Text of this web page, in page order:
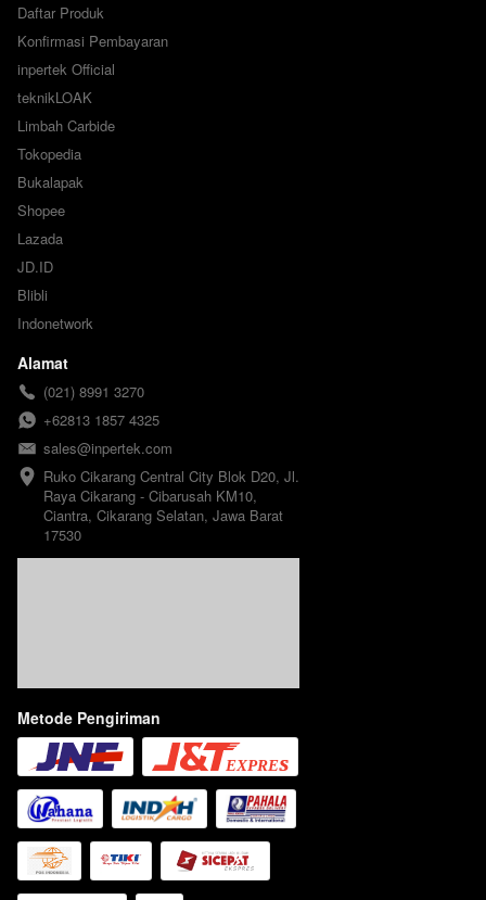
Daftar Produk
Konfirmasi Pembayaran
inpertek Official
teknikLOAK
Limbah Carbide
Tokopedia
Bukalapak
Shopee
Lazada
JD.ID
Blibli
Indonetwork
Alamat
(021) 8991 3270
+62813 1857 4325
sales@inpertek.com
Ruko Cikarang Central City Blok D20, Jl.
Raya Cikarang - Cibarusah KM10,
Ciantra, Cikarang Selatan, Jawa Barat
17530
Metode Pengiriman